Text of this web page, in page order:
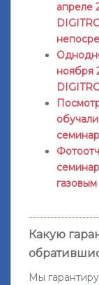
апреле
ноября
Какую
Мы